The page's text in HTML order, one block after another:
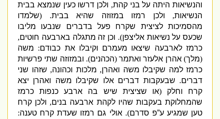
והנשיאות היתה על בני קהת,ולכן דרשו כעין שנמצא בבית
הנשיאות, ולכן רמזו במזוזה שהיא בבית. (
שלמדו
מהסמיכות לציצית שקרח פעל בדברים שנבעו מליבו
שכעס על נשיאות אליצפן).וכן זה מתגלה בארבעה חוטים,
כרמז לארבעה שיצאו מעמרם וקיבלו את כבודם:משה
מלך)אהרן אלעזר ואתמר(הכהנים).ובמזוזה שתי פרשיות
כרמז למה שקיבלו משה ואהרן,מלכות וכהונה,שזהו שני
דברים.שבעקבות דברים אלו שקיבלו משה ואהרן יצא
קרח וחלק(
או שציצית שיש בה ארבע כנפות כרמז
שהמחלוקת בעקבות שהיו לקהת ארבעה בנים,ולכן קרח
טען שמגיע ע”פ סדרם).אולי גם רמזו שעדת קרח טענה: